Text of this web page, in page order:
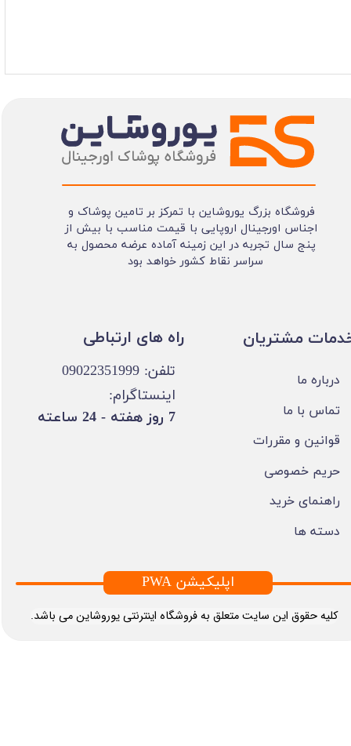
فروشگاه بزرگ یوروشاین با تمرکز بر تامین پوشاک و
اجناس اورجینال اروپایی با قیمت مناسب با بیش از
پنج سال تجربه در این زمینه آماده عرضه محصول به
سراسر نقاط کشور خواهد بود
​کلیه حقوق این سایت متعلق به فروشگاه اینترنتی یوروشاین می باشد.
مشتریان
درباره ما
تماس با ما
قوانین و مقررات
حریم خصوصی
راهنمای خرید
دسته ها
تلفن: 09022351999
اینستاگرام:
​7 روز هفته - 24 ساعته ​​​​​​​
PWA اپلیکیشن
​​راه های ارتباطی